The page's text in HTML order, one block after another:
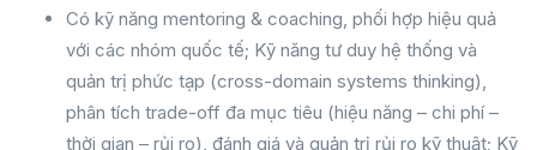
Có kỹ năng mentoring & coaching, phối hợp hiệu quả
với các nhóm quốc tế; Kỹ năng tư duy hệ thống và
quản trị phức tạp (cross-domain systems thinking),
phân tích trade-off đa mục tiêu (hiệu năng – chi phí –
thời gian – rủi ro), đánh giá và quản trị rủi ro kỹ thuật; Kỹ